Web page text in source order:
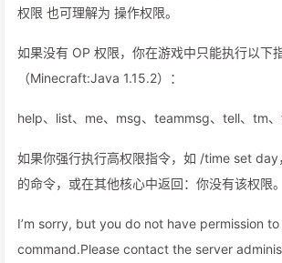
权限 也可理解为 操作权限。
如果没有 OP 权限，你在游戏中只能执行以下
（Minecraft:Java 1.15.2）：
help、list、me、msg、teammsg、tell、tm
如果你强行执行高权限指令，如 /time set day
的命令，或在其他核心中返回：你没有该权限
I’m sorry, but you do not have permission
command.Please contact the server